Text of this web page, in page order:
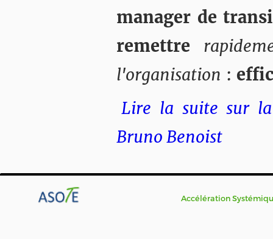
manager de
remettre
l'organisation :
Lire la suite sur
Bruno Benoist
Accélération